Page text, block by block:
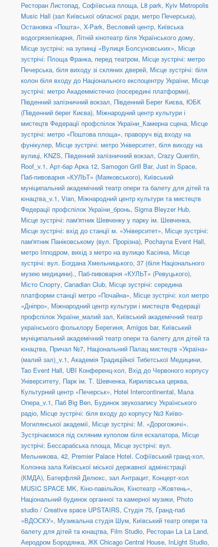
Ресторан Листопад, Софіївська площа, L8 park, Kyiv Metropolis
Music Hall (зал Київської обласної ради, метро Печерська),
Остановка «Пошта», X-Park, Весловий центр, Київська
водогрязелікарня, Літній кінотеатр біля Українського дому,
Місце зустрічі: на зупинці «Вулиця Болсуновських», Місце
зустрічі: Площа Франка, перед театром, Місце зустрічі: метро
Печерська, біля виходу зі скляних дверей, Місце зустрічі: біля
колон біля входу до Національного експоцентру України, Місце
зустрічі: метро Академмістечко (посередині платформи),
Південний залізничний вокзал, Південний Берег Києва, ЮБК
(Південний берег Києва), Міжнародний центр культури і
мистецтв Федерації профспілок України_Камерна сцена, Місце
зустрічі: метро «Поштова площа», праворуч від входу на
фунікулер, Місце зустрічі: метро Університет, біля виходу на
вулиці, KNZS, Південний залізничний вокзал, Crazy Quentin,
Roof_v.1, Арт-бар Арка 12, Samogon Grill Bar, Just in Space,
Паб-пивоварня «КУЛЬТ» (Маяковського), Київський
муніципальний академічний театр опери та балету для дітей та
юнацтва_v.1, Vian, Міжнародний центр культури та мистецтв
Федерації профспілок України_бронь, Sigma Bleyzer Hub,
Місце зустрічі: пам'ятник Шевченку у парку ім. Шевченка,
Місце зустрічі: вхід до станції м. «Університет», Місце зустрічі:
пам'ятник Паніковському (вул. Прорізна), Pochayna Event Hall,
метро Іпподром, вихід з метро на вулицю Касіяна, Місце
зустрічі: вул. Богдана Хмельницького, 37 (біля Національного
музею медицини)., Паб-пивоварня «КУЛЬТ» (Ревуцького),
Місто Спорту, Canadian Club, Місце зустрічі: середина
платформи станції метро «Почайна», Місце зустрічі: хол метро
«Дніпро», Міжнародний центр культури і мистецтв Федерації
профспілок України_малий зал, Київський академічний театр
українського фольклору Берегиня, Amigos bar, Київський
муніципальний академічний театр опери та балету для дітей та
юнацтва, Причал №7, Національний Палац мистецтв «Україна»
(малий зал)_v.1, Академія Традиційної Тибетської Медицини,
Tao Event Hall, UBI Конференц-хол, Вхід до Червоного корпусу
Університету, Парк ім. Т. Шевченка, Кирилівська церква,
Культурний центр «Печерськ», Hotel Intercontinental, Мала
Опера_v.1, Паб Big Ben, Будинок звукозапису Українського
радіо, Місце зустрічі: біля входу до корпусу №3 Київо-
Могилянської академії, Місце зустрічі: М. «Дорогожичі».
Зустрічаємося під скляним куполом біля ескалатора, Місце
зустрічі: Бессарабська площа, Місце зустрічі: вул.
Мельникова, 42, Premier Palace Hotel. Софіївський гранд-хол,
Колонна зала Київської міської державної адміністрації
(КМДА), Батерфляй Делюкс, зал Антрацит, Концерт-хол
MUSIC SPACE MK, Кіно-павільйон, Кінотеатр «Жовтень»,
Національний будинок органної та камерної музики, Photo
studio / Creative space UPSTAIRS, Студія 75, Гранд-паб
«ВДОСКУ», Музикальна студія Шум, Київський театр опери та
балету для дітей та юнацтва, Film Studio, Ресторан La La Land,
Аеродром Бородянка, ЖК Chicago Central House, InLight Studio,